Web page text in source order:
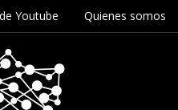
Youtube Quienes somos